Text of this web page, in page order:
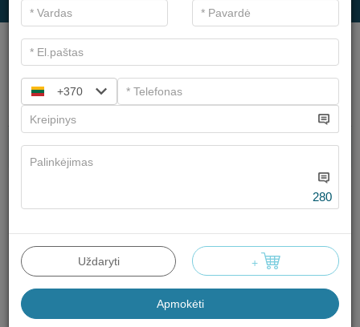
Pagrindiniai filtrai
Drėkinamoji procedūra „Gaivi sodo
rasa“
+370
280
Uždaryti +
Apmokėti